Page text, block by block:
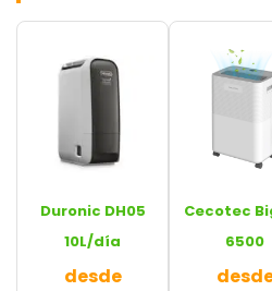
Duronic DH05
10L/día
desde
Cecotec
6500